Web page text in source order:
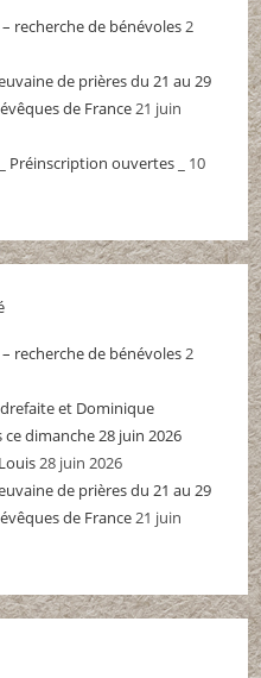
recherche de bénévoles2
de prières du 21 au 29
de France21 juin
Préinscription ouvertes _
10
recherche de bénévoles2
et Dominique
dimanche 28 juin 2026
28 juin 2026
de prières du 21 au 29
de France21 juin